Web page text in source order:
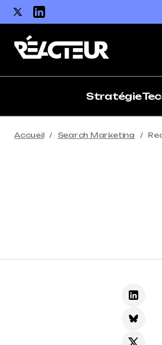
Stratégie
Accueil Search Marketing